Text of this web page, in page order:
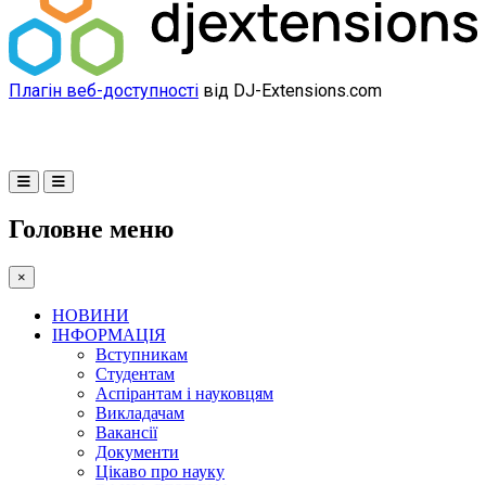
Плагін веб-доступності від DJ-Extensions.com
Головне меню
×
НОВИНИ
ІНФОРМАЦІЯ
Вступникам
Студентам
Аспірантам і науковцям
Викладачам
Вакансії
Документи
Цікаво про науку